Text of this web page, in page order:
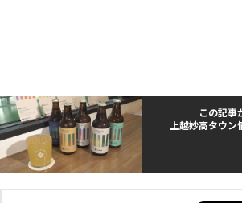
この記事
上越妙高タウ